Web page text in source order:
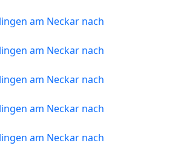
am Neckar nach
am Neckar nach
am Neckar nach
am Neckar nach
am Neckar nach